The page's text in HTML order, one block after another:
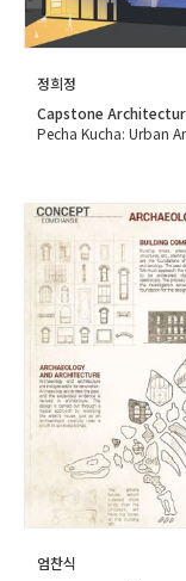
정희정
Capstone
Pecha Kucha: Urban
엄찬식